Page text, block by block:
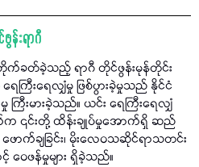
န်းရာဂီ
ခတ်ခဲ့သည့် ရာဂီ တိုင်ဖွန်းမုန်တိုင်း
ေကြီးရေလျှံမှု ဖြစ်ပွားခဲ့မှုသည် နိုင်ငံ
းမားခဲ့သည်။ ယင်း ရေကြီးရေလျှံ
၎င်းတို့ ထိန်းချုပ်မှုအောက်ရှိ ဆည်
ာက်ချခြင်း၊ မိုးလေဝသဆိုင်ရာသတင်း
င့် ဝေဖန်မှုများ ရှိခဲ့သည်။